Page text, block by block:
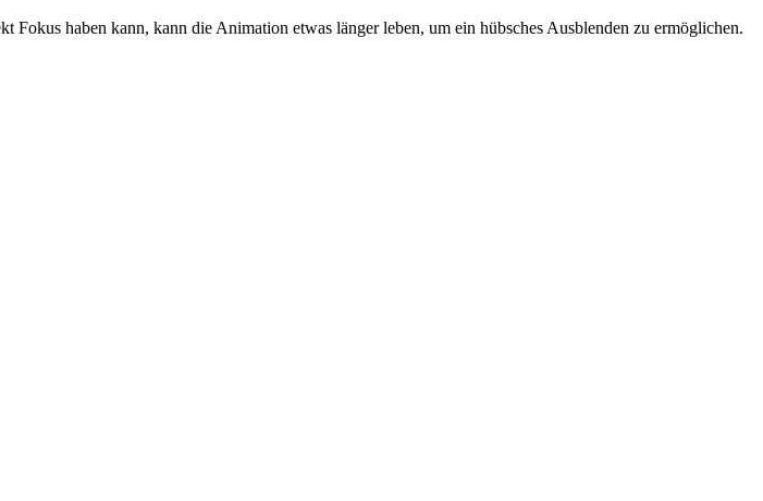
haben kann, kann die Animation etwas länger leben, um ein hübsches Ausblenden zu ermöglichen.